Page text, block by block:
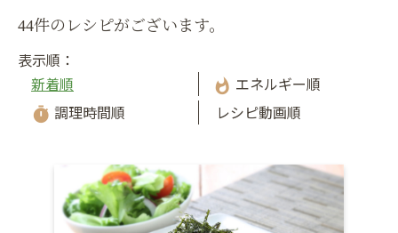
44件のレシピがございます。
表示順：
新着順
whatshot エネルギー順
timer 調理時間順 レシピ動画順